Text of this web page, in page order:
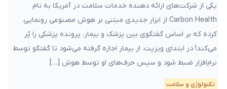
یکی از شرکت‌های ارائه دهنده خدمات سلامت در آمریکا به نام
Carbon Health از ابزار جدیدی مبتنی بر هوش مصنوعی رونمایی
کرده که بر اساس گفتگوی بین پزشک و بیمار، پرونده پزشکی را پُر
می‌کند! در ابتدای ویزیت، از بیمار اجازه گرفته می‌شود تا گفتگو توسط
نرم‌افزار ضبط شود و سپس حرف‌های او توسط هوش […]
تکنولوژی و سلامت